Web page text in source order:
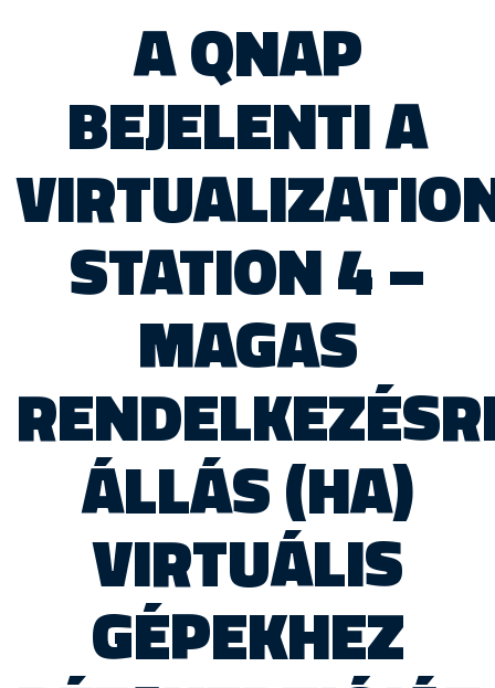
A QNAP
BEJELENTI A
STATION 4 –
MAGAS
ÁLLÁS (HA)
VIRTUÁLIS
GÉPEKHEZ